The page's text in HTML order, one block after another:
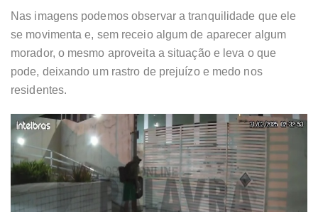
Nas imagens podemos observar a tranquilidade que ele
se movimenta e, sem receio algum de aparecer algum
morador, o mesmo aproveita a situação e leva o que
pode, deixando um rastro de prejuízo e medo nos
residentes.